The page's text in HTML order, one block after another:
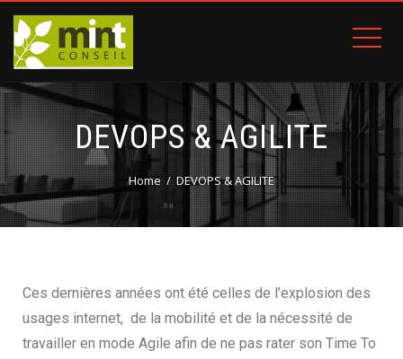
DEVOPS & AGILITE
Home DEVOPS & AGILITE
Ces dernières années ont été celles de l’explosion des
usages internet, de la mobilité et de la nécessité de
travailler en mode Agile afin de ne pas rater son Time To